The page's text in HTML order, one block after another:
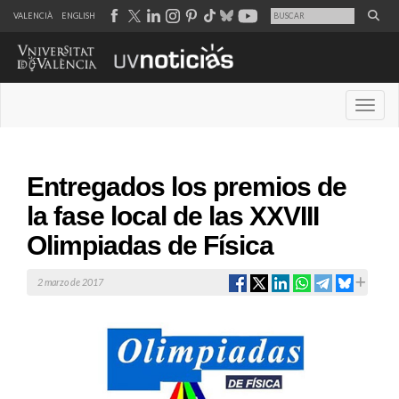
VALENCIÀ ENGLISH
Entregados los premios de
la fase local de las XXVIII
Olimpiadas de Física
2 marzo de 2017